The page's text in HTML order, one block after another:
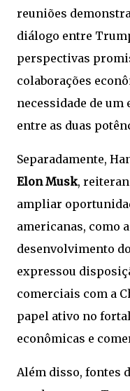
reuniões
diálogo entre
perspectivas
colaborações
necessidade de
entre as duas
Separadamente,
Elon Musk,
ampliar
americanas, como
desenvolvimento
expressou
comerciais com a
papel ativo no
econômicas e
Além disso, fontes